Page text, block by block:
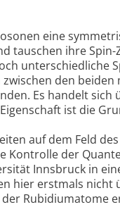
eine
tauschen ihre
unterschiedliche
den
Es handelt
ist die
auf dem Feld
Kontrolle der
Innsbruck in
hier erstmals
Rubidiumatome